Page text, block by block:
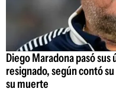
Diego Maradona pasó
resignado, según contó
su muerte